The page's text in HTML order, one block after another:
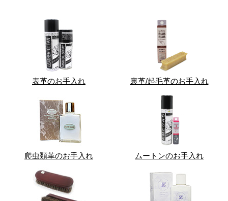
表革のお手入れ 裏革/起毛革のお手入れ
爬虫類革のお手入れ ムートンのお手入れ